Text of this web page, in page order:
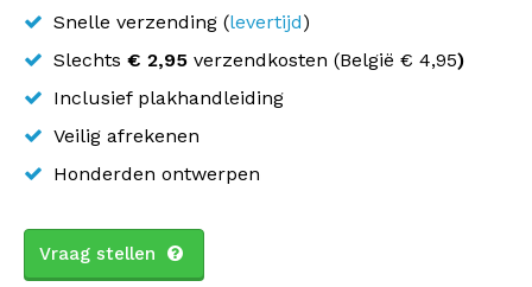
Snelle verzending (levertijd)
Slechts € 2,95 verzendkosten (België € 4,95)
Inclusief plakhandleiding
Veilig afrekenen
Honderden ontwerpen
Vraag stellen